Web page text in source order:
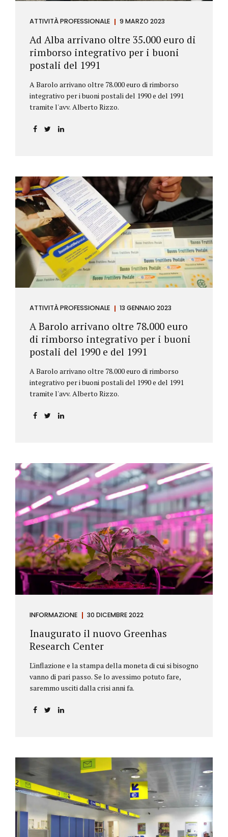
ATTIVITÀ PROFESSIONALE 9 MARZO 2023
Ad Alba arrivano oltre 35.000 euro di
rimborso integrativo per i buoni
postali del 1991
A Barolo arrivano oltre 78.000 euro di rimborso
integrativo per i buoni postali del 1990 e del 1991
tramite l'avv. Alberto Rizzo.
ATTIVITÀ PROFESSIONALE 13 GENNAIO 2023
A Barolo arrivano oltre 78.000 euro
di rimborso integrativo per i buoni
postali del 1990 e del 1991
A Barolo arrivano oltre 78.000 euro di rimborso
integrativo per i buoni postali del 1990 e del 1991
tramite l'avv. Alberto Rizzo.
INFORMAZIONE 30 DICEMBRE 2022
Inaugurato il nuovo Greenhas
Research Center
L'inflazione e la stampa della moneta di cui si bisogno
vanno di pari passo. Se lo avessimo potuto fare,
saremmo usciti dalla crisi anni fa.